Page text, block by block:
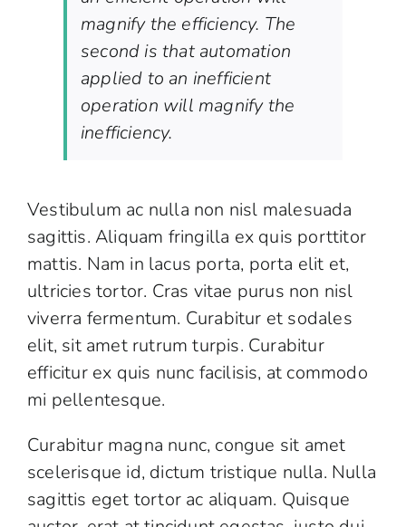
magnify the efficiency. The
second is that automation
applied to an inefficient
operation will magnify the
inefficiency.
Vestibulum ac nulla non nisl malesuada
sagittis. Aliquam fringilla ex quis porttitor
mattis. Nam in lacus porta, porta elit et,
ultricies tortor. Cras vitae purus non nisl
viverra fermentum. Curabitur et sodales
elit, sit amet rutrum turpis. Curabitur
efficitur ex quis nunc facilisis, at commodo
mi pellentesque.
Curabitur magna nunc, congue sit amet
scelerisque id, dictum tristique nulla. Nulla
sagittis eget tortor ac aliquam. Quisque